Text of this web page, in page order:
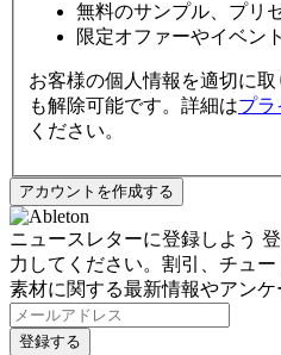
無料のサンプル、プリ
限定オファーやイベン
お客様の個人情報を適切に
も解除可能です。詳細はプラ
ください。
ニュースレターに登録しよう
力してください。割引、チュ
素材に関する最新情報やアンケ